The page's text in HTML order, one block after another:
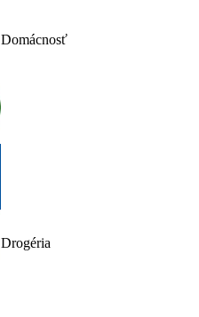
Domácnosť
Drogéria